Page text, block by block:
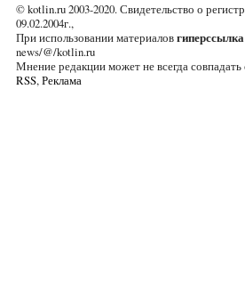
© kotlin.ru 2003-2020. Свидетельство о
09.02.2004г.,
При использовании материалов
news/@/kotlin.ru
Мнение редакции может не всегда
RSS,Реклама